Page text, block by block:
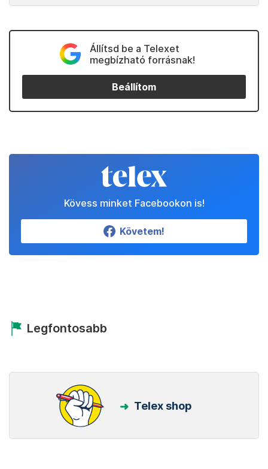
Állítsd be a Telexet
megbízható forrásnak!
Beállítom
Kövess minket Facebookon is!
Követem!
Legfontosabb
Telex shop